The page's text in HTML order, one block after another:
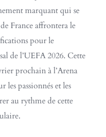
marquant qui se
France affrontera le
pour le
de l’UEFA 2026. Cette
prochain à l’Arena
les passionnés et les
au rythme de cette